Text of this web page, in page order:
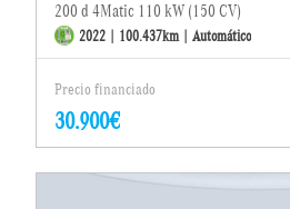
200 d 4Matic 110 kW (150 CV)
2022 | 100.437km | Automático
Precio financiado
30.900€